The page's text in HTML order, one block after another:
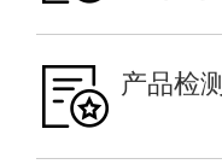
产品检测